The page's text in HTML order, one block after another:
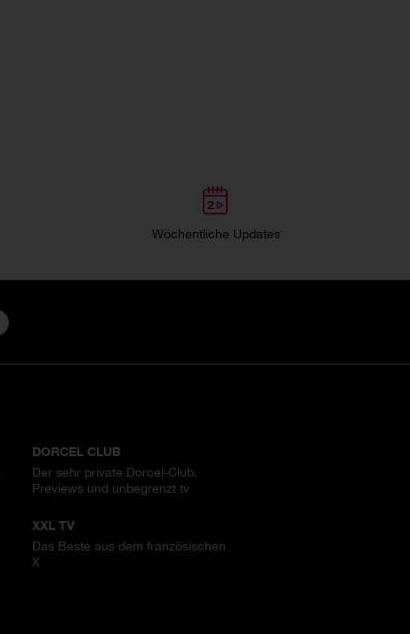
Wöchentliche Updates
DORCEL CLUB
Der sehr private Dorcel-Club.
Previews und unbegrenzt tv
XXL TV
Das Beste aus dem französischen
X